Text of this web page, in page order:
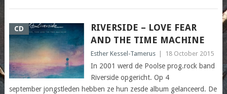
CD
RIVERSIDE – LOVE FEAR
AND THE TIME MACHINE
Esther Kessel-Tamerus 18 October 2015
In 2001 werd de Poolse prog.rock band
Riverside opgericht. Op 4
september jongstleden hebben ze hun zesde album gelanceerd. De